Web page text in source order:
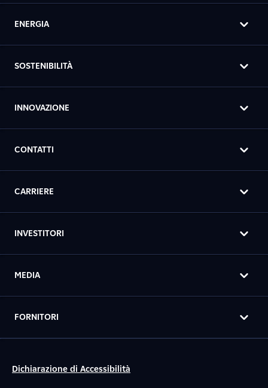
ENERGIA
SOSTENIBILITÀ
INNOVAZIONE
CONTATTI
CARRIERE
INVESTITORI
MEDIA
FORNITORI
Dichiarazione di Accessibilità